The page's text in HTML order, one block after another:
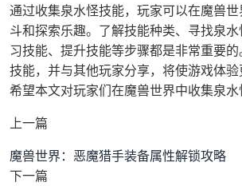
通过收集泉水怪技能，玩家可以在魔兽
斗和探索乐趣。了解技能种类、寻找泉
习技能、提升技能等步骤都是非常重要
技能，并与其他玩家分享，将使游戏体验
希望本文对玩家们在魔兽世界中收集泉水
上一篇
魔兽世界：恶魔猎手装备属性解锁攻略
下一篇